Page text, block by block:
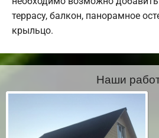
террасу, балкон, панорамное
крыльцо.
Наши